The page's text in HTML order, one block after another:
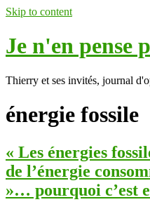
Skip to content
Je n'en pense
Thierry et ses invités, journal
énergie fossile
« Les énergies
de l’énergie
»… pourquoi c’est